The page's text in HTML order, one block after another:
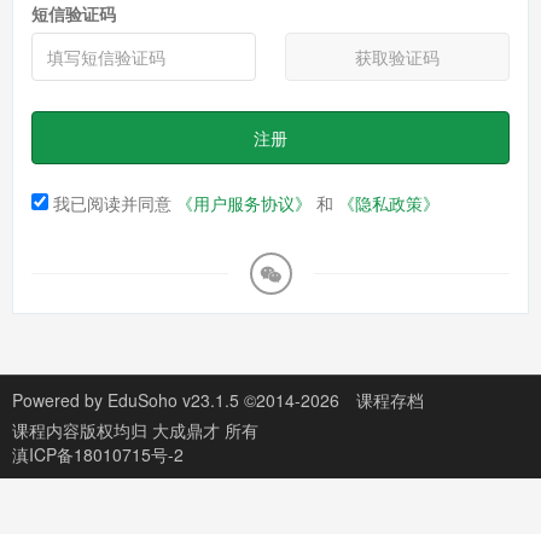
短信验证码
获取验证码
注册
我已阅读并同意 《用户服务协议》 和 《隐私政策》
Powered by EduSoho v23.1.5 ©2014-2026
课程存档
课程内容版权均归 大成鼎才 所有
滇ICP备18010715号-2